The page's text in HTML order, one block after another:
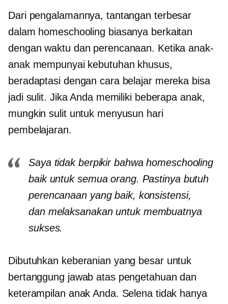
Dari pengalamannya, tantangan terbesar
dalam homeschooling biasanya berkaitan
dengan waktu dan perencanaan. Ketika anak-
anak mempunyai kebutuhan khusus,
beradaptasi dengan cara belajar mereka bisa
jadi sulit. Jika Anda memiliki beberapa anak,
mungkin sulit untuk menyusun hari
pembelajaran.
Saya tidak berpikir bahwa homeschooling
baik untuk semua orang. Pastinya butuh
perencanaan yang baik, konsistensi,
dan melaksanakanuntuk membuatnya
sukses.
Dibutuhkan keberanian yang besar untuk
bertanggung jawab atas pengetahuan dan
keterampilan anak Anda. Selena tidak hanya